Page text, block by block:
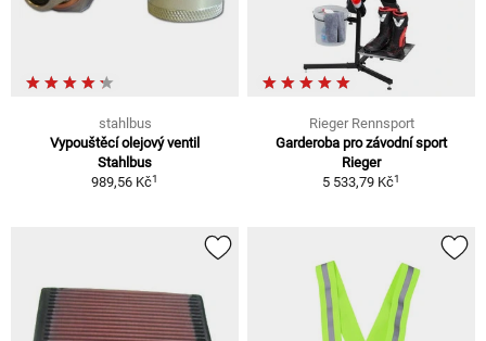
stahlbus
Vypouštěcí olejový ventil
Stahlbus
989,56 Kč1
Rieger Rennsport
Garderoba pro závodní sport
Rieger
5 533,79 Kč1